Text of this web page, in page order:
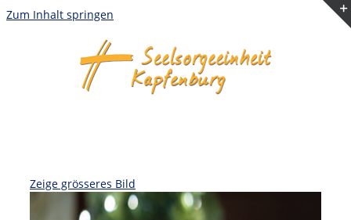
Zum Inhalt springen
Zeige grösseres Bild